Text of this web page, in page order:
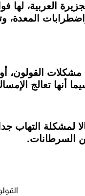
العربية، لها
المعدة،
مشكلات
أنها تعالج
لمشكلة
السرطانات.